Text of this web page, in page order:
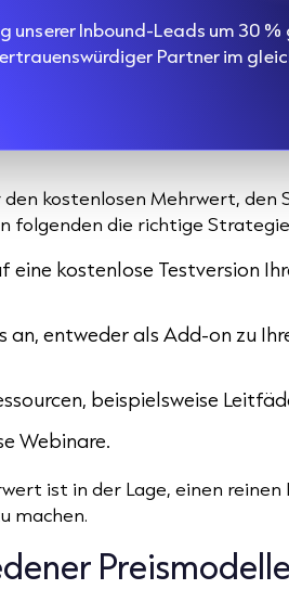
unserer Inbound-Leads um 30
Partner im
kostenlosen Mehrwert, den
folgenden die richtige
eine kostenlose Testversion
an, entweder als Add-on zu
beispielsweise
Webinare.
ist in der Lage, einen
machen.
Preismodelle